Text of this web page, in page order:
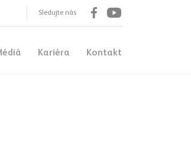
Sledujte nás Facebook
Kariéra Kontakt